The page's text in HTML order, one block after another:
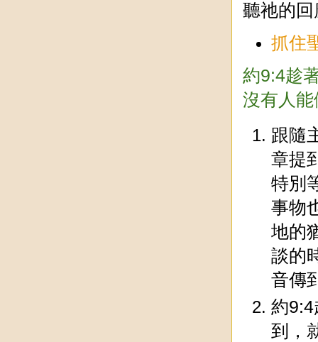
聽祂的
抓住
約9:4趁
沒有人
跟隨
章提
特別
事物
地的
談的
音傳
約9:4
到，